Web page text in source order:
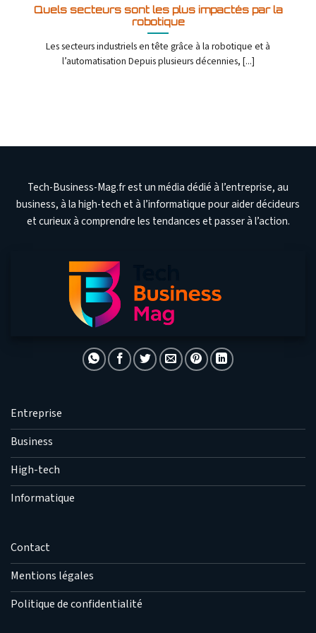
Quels secteurs sont les plus impactés par la
robotique
Les secteurs industriels en tête grâce à la robotique et à
l’automatisation Depuis plusieurs décennies, [...]
Tech-Business-Mag.fr est un média dédié à l’entreprise, au
business, à la high-tech et à l’informatique pour aider décideurs
et curieux à comprendre les tendances et passer à l’action.
Entreprise
Business
High-tech
Informatique
Contact
Mentions légales
Politique de confidentialité